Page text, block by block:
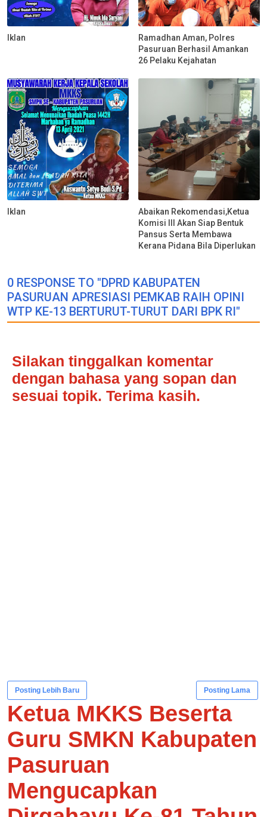
Iklan
Ramadhan Aman, Polres
Pasuruan Berhasil Amankan
26 Pelaku Kejahatan
Iklan
Abaikan Rekomendasi,Ketua
Komisi lll Akan Siap Bentuk
Pansus Serta Membawa
Kerana Pidana Bila Diperlukan
0 RESPONSE TO "DPRD KABUPATEN
PASURUAN APRESIASI PEMKAB RAIH OPINI
WTP KE-13 BERTURUT-TURUT DARI BPK RI"
Silakan tinggalkan komentar
dengan bahasa yang sopan dan
sesuai topik. Terima kasih.
Posting Lebih Baru Posting Lama
Ketua MKKS Beserta
Guru SMKN Kabupaten
Pasuruan
Mengucapkan